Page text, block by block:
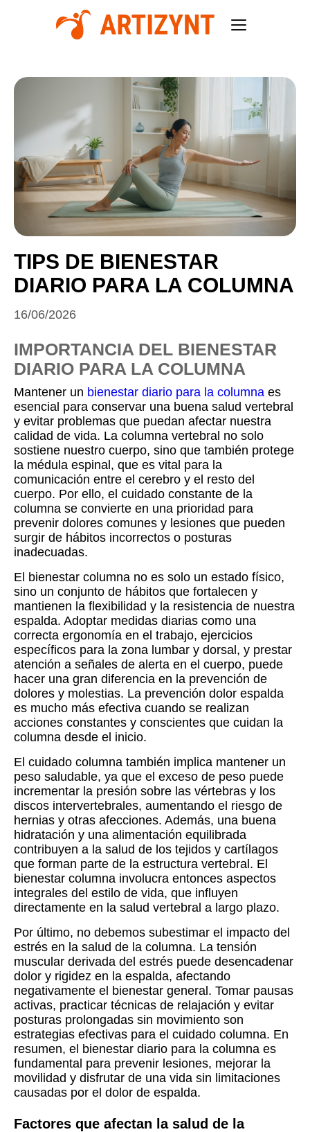
TIPS DE BIENESTAR
DIARIO PARA LA COLUMNA
16/06/2026
IMPORTANCIA DEL BIENESTAR
DIARIO PARA LA COLUMNA
Mantener un bienestar diario para la columna es
esencial para conservar una buena salud vertebral
y evitar problemas que puedan afectar nuestra
calidad de vida. La columna vertebral no solo
sostiene nuestro cuerpo, sino que también protege
la médula espinal, que es vital para la
comunicación entre el cerebro y el resto del
cuerpo. Por ello, el cuidado constante de la
columna se convierte en una prioridad para
prevenir dolores comunes y lesiones que pueden
surgir de hábitos incorrectos o posturas
inadecuadas.
El bienestar columna no es solo un estado físico,
sino un conjunto de hábitos que fortalecen y
mantienen la flexibilidad y la resistencia de nuestra
espalda. Adoptar medidas diarias como una
correcta ergonomía en el trabajo, ejercicios
específicos para la zona lumbar y dorsal, y prestar
atención a señales de alerta en el cuerpo, puede
hacer una gran diferencia en la prevención de
dolores y molestias. La prevención dolor espalda
es mucho más efectiva cuando se realizan
acciones constantes y conscientes que cuidan la
columna desde el inicio.
El cuidado columna también implica mantener un
peso saludable, ya que el exceso de peso puede
incrementar la presión sobre las vértebras y los
discos intervertebrales, aumentando el riesgo de
hernias y otras afecciones. Además, una buena
hidratación y una alimentación equilibrada
contribuyen a la salud de los tejidos y cartílagos
que forman parte de la estructura vertebral. El
bienestar columna involucra entonces aspectos
integrales del estilo de vida, que influyen
directamente en la salud vertebral a largo plazo.
Por último, no debemos subestimar el impacto del
estrés en la salud de la columna. La tensión
muscular derivada del estrés puede desencadenar
dolor y rigidez en la espalda, afectando
negativamente el bienestar general. Tomar pausas
activas, practicar técnicas de relajación y evitar
posturas prolongadas sin movimiento son
estrategias efectivas para el cuidado columna. En
resumen, el bienestar diario para la columna es
fundamental para prevenir lesiones, mejorar la
movilidad y disfrutar de una vida sin limitaciones
causadas por el dolor de espalda.
Factores que afectan la salud de la